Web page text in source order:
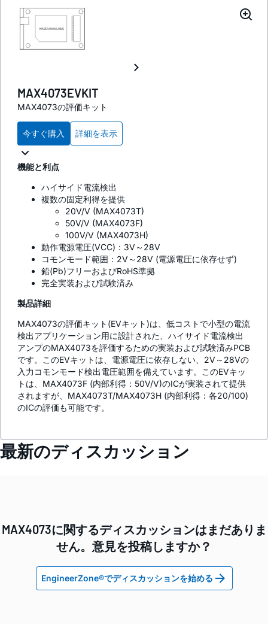
MAX4073EVKIT
MAX4073の評価キット
今すぐ購入 詳細を表示
機能と利点
ハイサイド電流検出
複数の固定利得を提供
20V/V (MAX4073T)
50V/V (MAX4073F)
100V/V (MAX4073H)
動作電源電圧(VCC)：3V～28V
コモンモード範囲：2V～28V (電源電圧に依存せず)
鉛(Pb)フリーおよびRoHS準拠
完全実装および試験済み
製品詳細
MAX4073の評価キット(EVキット)は、低コストで小型の電流
検出アプリケーション用に設計された、ハイサイド電流検出
アンプのMAX4073を評価するための実装および試験済みPCB
です。このEVキットは、電源電圧に依存しない、2V～28Vの
入力コモンモード検出電圧範囲を備えています。このEVキッ
トは、MAX4073F (内部利得：50V/V)のICが実装されて提供
されますが、MAX4073T/MAX4073H (内部利得：各20/100)
のICの評価も可能です。
最新のディスカッション
MAX4073に関するディスカッションはまだありま
せん。意見を投稿しますか？
EngineerZone®でディスカッションを始める